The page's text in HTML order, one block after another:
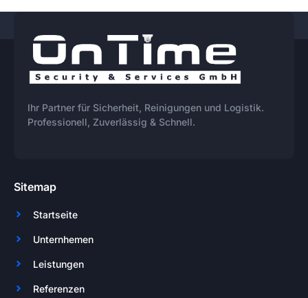
Ihr Partner für Sicherheit, Reinigungen und Logistik.
Professionell, Zuverlässig & Schnell.
Sitemap
Startseite
Unternhemen
Leistungen
Referenzen